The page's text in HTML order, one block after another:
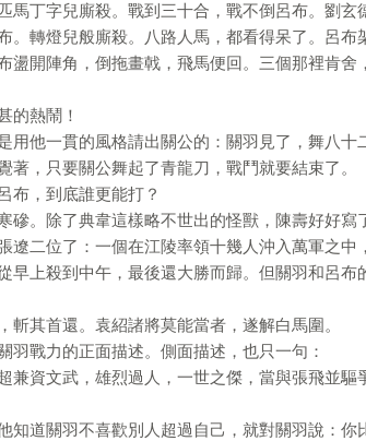
馬丁字兒廝殺。戰到三十合，戰不倒呂布。劉玄
。轉燈兒般廝殺。八路人馬，都看得呆了。呂布
盪開陣角，倒拖畫戟，飛馬便回。三個那裡肯舍
的熱鬧！
用他一貫的風格請出關公的：關羽見了，舞八十
，只要關公舞起了青龍刀，戰鬥就要結束了。
布，到底誰更能打？
磣。除了典韋這樣略不世出的怪獸，陳壽好好寫
遼二位了：一個在江陵率領十幾人沖入萬軍之中
早上殺到中午，最後還大勝而歸。但關羽和呂布
其首還。袁紹諸將莫能當者，遂解白馬圍。
羽戰力的正面描述。側面描述，也只一句：
兼資文武，雄烈過人，一世之傑，當與張飛並驅
知道關羽不喜歡別人超過自己，就對關羽說：你